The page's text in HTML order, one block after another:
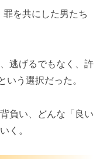
を共にした男たち
逃げるでもなく、許
いう選択だった。
負い、どんな「良い
く。